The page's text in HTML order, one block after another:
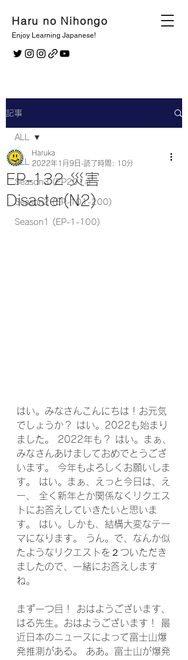
Haru no Nihongo
Enjoy Learning Japanese!
記事
ALL
Season3 (EP201-)
Season2 (EP-101-200)
Season1 (EP-1-100)
ALL
EP-132 災害
Disaster(N2)
Haruka
2022年1月9日 読了時間: 10分
はい。みなさんこんにちは！お元気
でしょうか？ はい。2022も始まり
ました。 2022年も？ はい。まぁ、
みなさんあけましておめでとうござ
います。 今年もよろしくお願いしま
す。 はい。まぁ、えっと今日は、え
ー、 全く新年とか関係なくリクエス
トにお答えしていきたいと思いま
す。 はい。しかも、結構大変なテー
マになります。 うん。で、なんか似
たようなリクエストを２ついただき
ましたので、一緒にお答えします
ね。
まず一つ目！ おはようございます、
はる先生。おはようございます！ 最
近日本のニュースによって富士山爆
発推測がある。 ああ。富士山が爆発